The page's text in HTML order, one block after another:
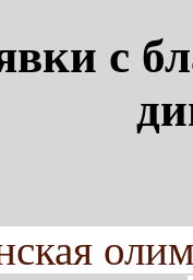
с